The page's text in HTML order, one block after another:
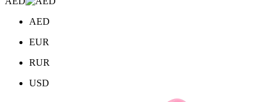
AED
EUR
RUR
USD